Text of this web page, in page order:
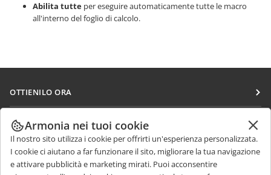
Abilita tutte per eseguire automaticamente tutte le macro
all'interno del foglio di calcolo.
OTTIENILO ORA
Docs
DocSpace
Workspace
COLLABORA
Per i contributori
Per i traduttori
RICEVI NOTIZIE
Blog
Armonia nei tuoi cookie
Il nostro sito utilizza i cookie per offrirti un'esperienza personalizzata.
I cookie ci aiutano a far funzionare il sito, migliorare la tua navigazione
e attivare pubblicità e marketing mirati. Puoi acconsentire